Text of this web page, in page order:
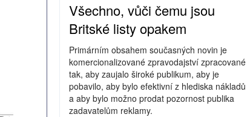
Všechno, vůči čemu jsou
Britské listy opakem
Primárním obsahem současných novin je
komercionalizované zpravodajství zpracované
tak, aby zaujalo široké publikum, aby je
pobavilo, aby bylo efektivní z hlediska nákladů
a aby bylo možno prodat pozornost publika
zadavatelům reklamy.